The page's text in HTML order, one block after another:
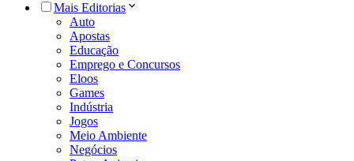
Mais Editorias
Auto
Apostas
Educação
Emprego e Concursos
Eloos
Games
Indústria
Jogos
Meio Ambiente
Negócios